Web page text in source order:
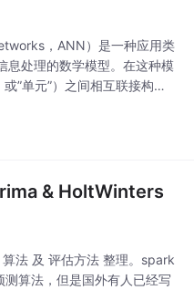
，ANN）是一种应用类
息处理的数学模型。在这种模
”单元”）之间相互联接构成
学习的过程。训练改变了网络
& HoltWinters
法 及 评估方法 整理。spark
算法，但是国外有人已经写